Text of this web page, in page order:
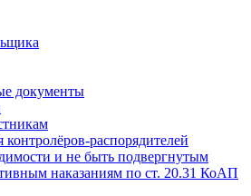
документы
распорядителей
и не быть подвергнутым
наказаниям по ст. 20.31 КоАП